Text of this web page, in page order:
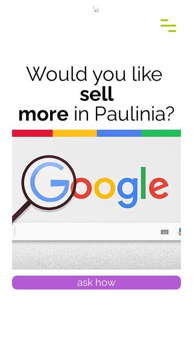
eis onsu
Would you like
sell
more in Paulinia?
ask how